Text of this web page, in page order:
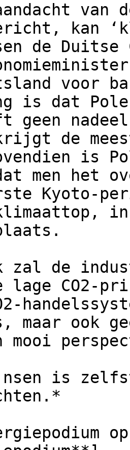
kan
de Duitse
voor
is dat
geen
de
is
men het
Kyoto-
de
lage CO2-
maar ook
mooi
is